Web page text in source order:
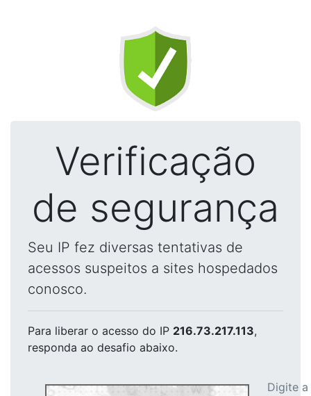
Verificação
de segurança
Seu IP fez diversas tentativas de
acessos suspeitos a sites hospedados
conosco.
Para liberar o acesso do IP 216.73.217.113,
responda ao desafio abaixo.
Digite